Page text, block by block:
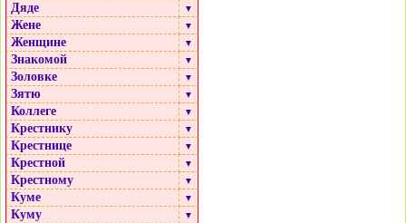
Дяде ▼
Жене ▼
Женщине ▼
Знакомой ▼
Золовке ▼
Зятю ▼
Коллеге ▼
Крестнику ▼
Крестнице ▼
Крестной ▼
Крестному ▼
Куме ▼
Куму ▼